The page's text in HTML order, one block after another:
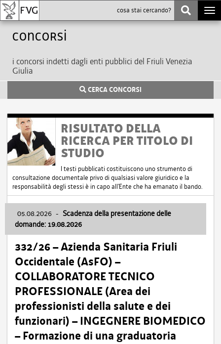
Concorsi
i concorsi indetti dagli enti pubblici del Friuli Venezia
Giulia
CERCA CONCORSI
RISULTATO DELLA
RICERCA PER TITOLO DI
STUDIO
I testi pubblicati costituiscono uno strumento di
consultazione documentale privo di qualsiasi valore giuridico e la
responsabilità degli stessi è in capo all'Ente che ha emanato il bando.
05.08.2026 - Scadenza della presentazione delle
domande: 19.08.2026
332/26 – Azienda Sanitaria Friuli
Occidentale (AsFO) –
COLLABORATORE TECNICO
PROFESSIONALE (Area dei
professionisti della salute e dei
funzionari) – INGEGNERE BIOMEDICO
– Formazione di una graduatoria